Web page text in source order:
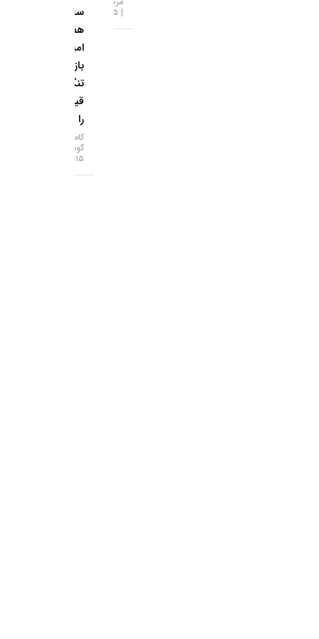
از
۱۵-۰۵-۱۴۰۵
هفته‌ای؛
امید به
بازگشایی
تنگه هرمز
قیمت‌ها
را بالا برد!
کامران
گودرزی
۱۵-۰۵-۱۴۰۵